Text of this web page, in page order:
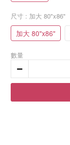
尺寸 : 加大 80"x86"
加大 80"x86"
數量